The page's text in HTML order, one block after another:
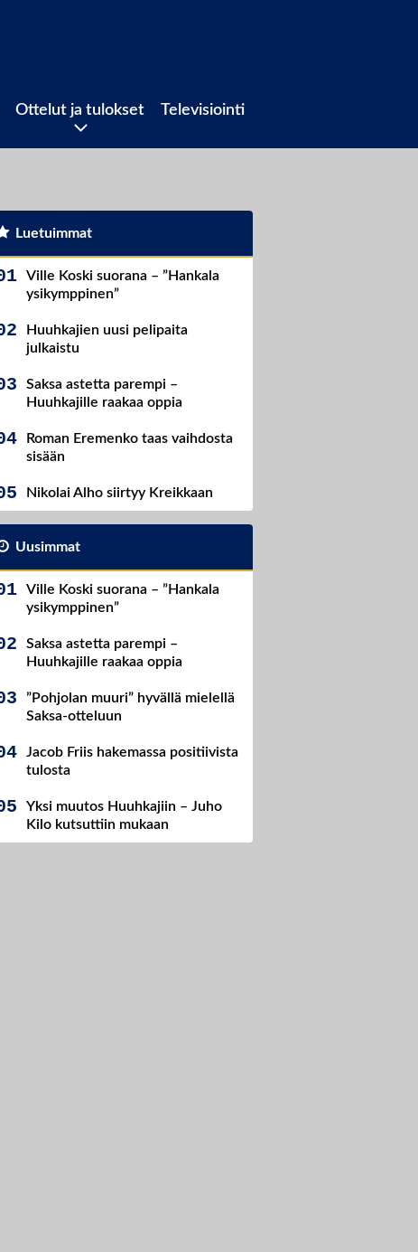
Ottelut ja tulokset Televisiointi
Luetuimmat
Ville Koski suorana – ”Hankala
ysikymppinen”
Huuhkajien uusi pelipaita
julkaistu
Saksa astetta parempi –
Huuhkajille raakaa oppia
Roman Eremenko taas vaihdosta
sisään
Nikolai Alho siirtyy Kreikkaan
Uusimmat
Ville Koski suorana – ”Hankala
ysikymppinen”
Saksa astetta parempi –
Huuhkajille raakaa oppia
”Pohjolan muuri” hyvällä mielellä
Saksa-otteluun
Jacob Friis hakemassa positiivista
tulosta
Yksi muutos Huuhkajiin – Juho
Kilo kutsuttiin mukaan